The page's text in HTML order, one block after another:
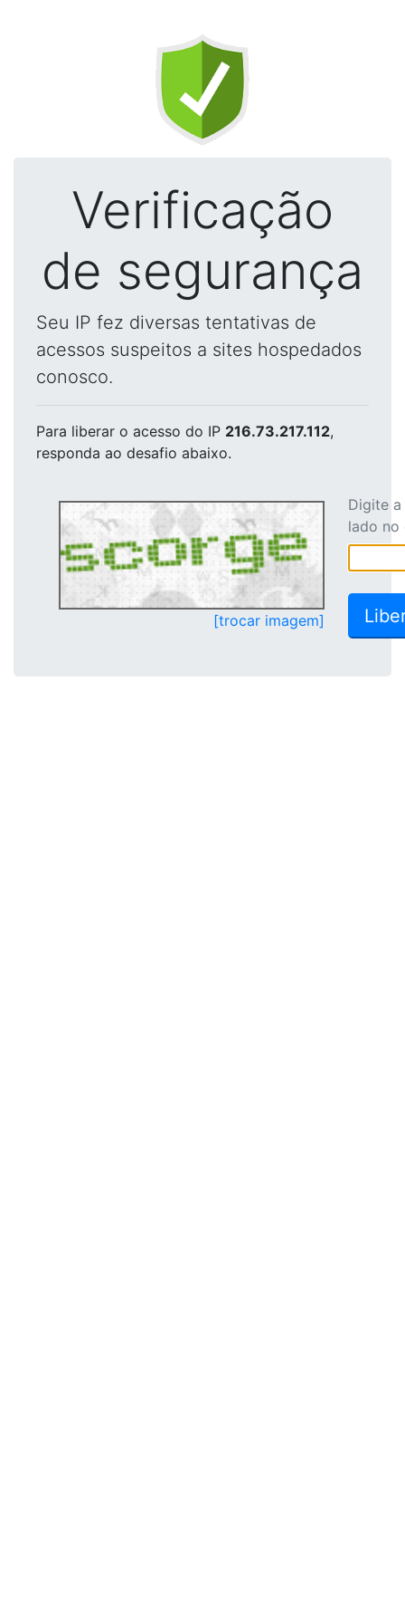
Verificação
de segurança
Seu IP fez diversas tentativas de
acessos suspeitos a sites hospedados
conosco.
Para liberar o acesso do IP 216.73.217.112,
responda ao desafio abaixo.
[trocar imagem]
Digite
lado no